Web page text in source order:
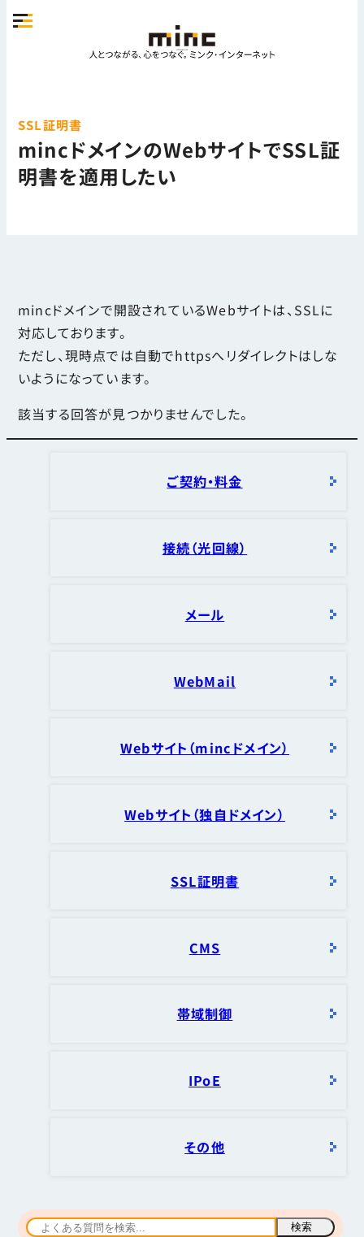
SSL証明書
mincドメインのWebサイトでSSL証
明書を適用したい
mincドメインで開設されているWebサイトは、SSLに
対応しております。
ただし、現時点では自動でhttpsへリダイレクトはしな
いようになっています。
該当する回答が見つかりませんでした。
ご契約・料金
接続（光回線）
メール
WebMail
Webサイト（mincドメイン）
Webサイト（独自ドメイン）
SSL証明書
CMS
帯域制御
IPoE
その他
検索